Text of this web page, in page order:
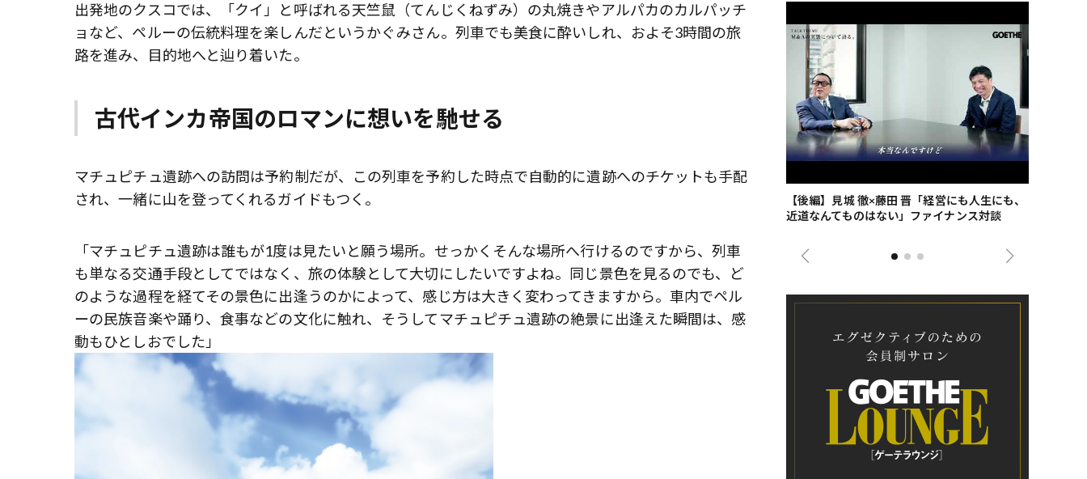
出発地のクスコでは、「クイ」と呼ばれる天竺鼠（てんじくねずみ）の丸焼きやアルパカのカルパッチ
ョなど、ペルーの伝統料理を楽しんだというかぐみさん。列車でも美食に酔いしれ、およそ3時間の旅
路を進み、目的地へと辿り着いた。
古代インカ帝国のロマンに想いを馳せる
マチュピチュ遺跡への訪問は予約制だが、この列車を予約した時点で自動的に遺跡へのチケットも手配
され、一緒に山を登ってくれるガイドもつく。
「マチュピチュ遺跡は誰もが1度は見たいと願う場所。せっかくそんな場所へ行けるのですから、列車
も単なる交通手段としてではなく、旅の体験として大切にしたいですよね。同じ景色を見るのでも、ど
のような過程を経てその景色に出逢うのかによって、感じ方は大きく変わってきますから。車内でペル
ーの民族音楽や踊り、食事などの文化に触れ、そうしてマチュピチュ遺跡の絶景に出逢えた瞬間は、感
動もひとしおでした」
【後編】見城 徹×藤田 晋「経営にも人生にも、
近道なんてものはない」ファイナンス対談